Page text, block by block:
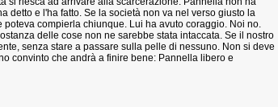
detto e l'ha fatto. Se la società non va nel verso giusto la
compierla chiunque. Lui ha avuto coraggio. Noi no.
delle cose non ne sarebbe stata intaccata. Se il nostro
senza stare a passare sulla pelle di nessuno. Non si deve
convinto che andrà a finire bene: Pannella libero e